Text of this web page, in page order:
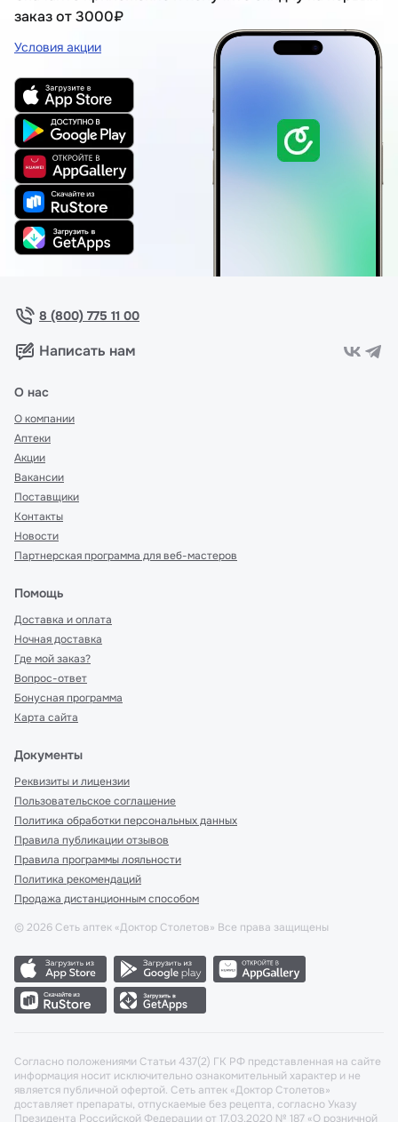
заказ от 3000₽
Условия акции
8 (800) 775 11 00
Написать нам
О нас
О компании
Аптеки
Акции
Вакансии
Поставщики
Контакты
Новости
Партнерская программа для веб-мастеров
Помощь
Доставка и оплата
Ночная доставка
Где мой заказ?
Вопрос-ответ
Бонусная программа
Карта сайта
Документы
Реквизиты и лицензии
Пользовательское соглашение
Политика обработки персональных данных
Правила публикации отзывов
Правила программы лояльности
Политика рекомендаций
Продажа дистанционным способом
© 2026 Сеть аптек «Доктор Столетов» Все права защищены
Согласно положениями Статьи 437(2) ГК РФ представленная на сайте
информация носит исключительно ознакомительный характер и не
является публичной офертой. Сеть аптек «Доктор Столетов»
доставляет препараты, отпускаемые без рецепта, согласно Указу
Президента Российской Федерации от 17.03.2020 № 187 «О розничной